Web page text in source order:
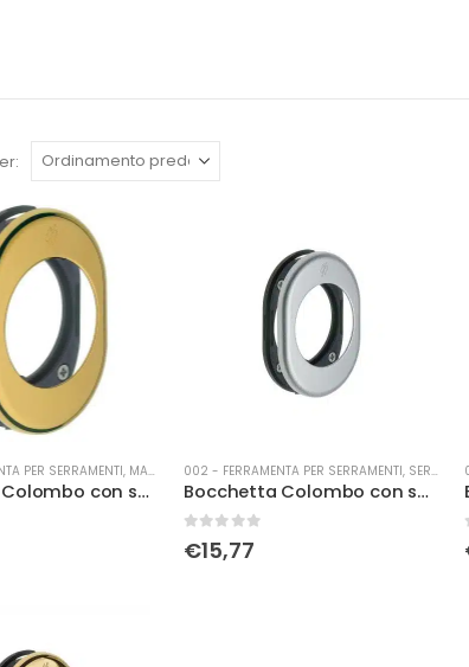
PER SERRAMENTI, MANIGLIERIA
Bocchetta Colombo con sottorosetta bronzo art.PB01
002 - FERRAMENTA PER SERRAMENTI, SERRATURE
Bocchetta Colombo con sottorosetta c.sat
€15,77